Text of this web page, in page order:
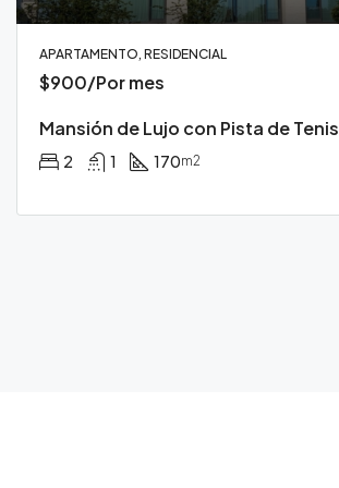
APARTAMENTO, RESIDENCIAL
$900/Por mes
Mansión de Lujo con Pista de Tenis
2 1 170m2